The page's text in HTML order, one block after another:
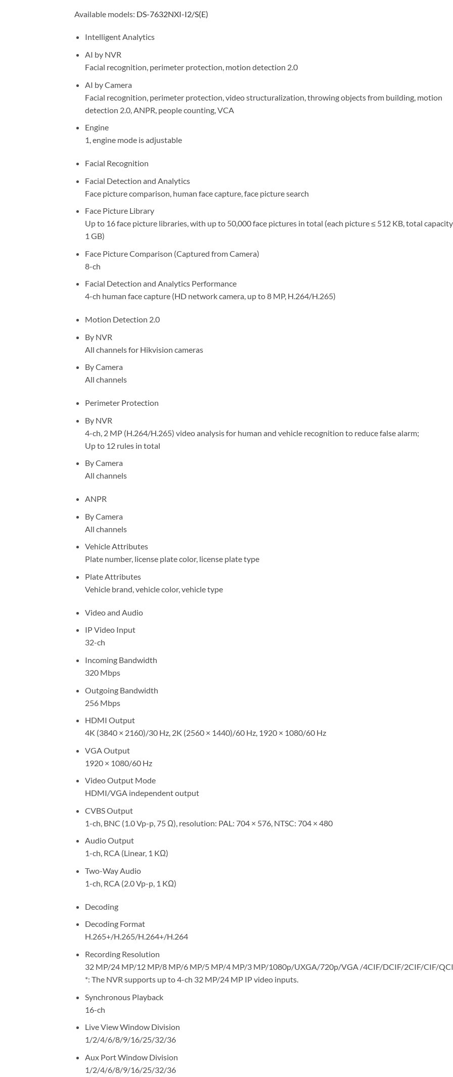
Available models: DS-7632NXI-I2/S(E)
Intelligent Analytics
AI by NVR
Facial recognition, perimeter protection, motion detection 2.0
AI by Camera
Facial recognition, perimeter protection, video structuralization, throwing objects from building, motion
detection 2.0, ANPR, people counting, VCA
Engine
1, engine mode is adjustable
Facial Recognition
Facial Detection and Analytics
Face picture comparison, human face capture, face picture search
Face Picture Library
Up to 16 face picture libraries, with up to 50,000 face pictures in total (each picture ≤ 512 KB, total
1 GB)
Face Picture Comparison (Captured from Camera)
8-ch
Facial Detection and Analytics Performance
4-ch human face capture (HD network camera, up to 8 MP, H.264/H.265)
Motion Detection 2.0
By NVR
All channels for Hikvision cameras
By Camera
All channels
Perimeter Protection
By NVR
4-ch, 2 MP (H.264/H.265) video analysis for human and vehicle recognition to reduce false alarm;
Up to 12 rules in total
By Camera
All channels
ANPR
By Camera
All channels
Vehicle Attributes
Plate number, license plate color, license plate type
Plate Attributes
Vehicle brand, vehicle color, vehicle type
Video and Audio
IP Video Input
32-ch
Incoming Bandwidth
320 Mbps
Outgoing Bandwidth
256 Mbps
HDMI Output
4K (3840 × 2160)/30 Hz, 2K (2560 × 1440)/60 Hz, 1920 × 1080/60 Hz
VGA Output
1920 × 1080/60 Hz
Video Output Mode
HDMI/VGA independent output
CVBS Output
1-ch, BNC (1.0 Vp-p, 75 Ω), resolution: PAL: 704 × 576, NTSC: 704 × 480
Audio Output
1-ch, RCA (Linear, 1 KΩ)
Two-Way Audio
1-ch, RCA (2.0 Vp-p, 1 KΩ)
Decoding
Decoding Format
H.265+/H.265/H.264+/H.264
Recording Resolution
32 MP/24 MP/12 MP/8 MP/6 MP/5 MP/4 MP/3 MP/1080p/UXGA/720p/VGA /4CIF/DCIF/2CIF/CIF/
*: The NVR supports up to 4-ch 32 MP/24 MP IP video inputs.
Synchronous Playback
16-ch
Live View Window Division
1/2/4/6/8/9/16/25/32/36
Aux Port Window Division
1/2/4/6/8/9/16/25/32/36